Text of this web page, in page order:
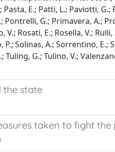
E.; Patti, L.; Paviotti,
Pontrelli, G.; Primavera, A.;
Rosati, E.; Rosella, V.;
Solinas, A.; Sorrentino,
G.; Tulino, V.;
the state
taken to fight